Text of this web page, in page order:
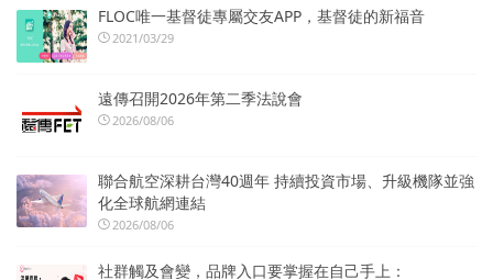
FLOC唯一基督徒專屬交友APP，基督徒的新福音
2021/03/29
遠傳召開2026年第二季法說會
2026/08/06
聯合航空深耕台灣40週年 持續投資市場、升級機隊並強
化全球航網連結
2026/08/06
社群觸及會變，品牌入口要掌握在自己手上：